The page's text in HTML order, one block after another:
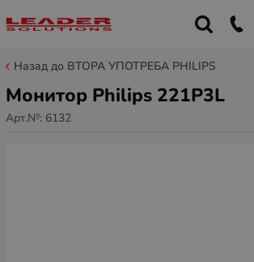
Назад до ВТОРА УПОТРЕБА PHILIPS
Монитор Philips 221P3L
Арт.№: 6132